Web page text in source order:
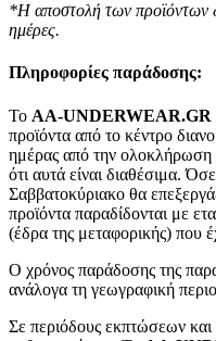
*Η αποστολή των προϊόντων
ημέρες.
Πληροφορίες παράδοσης:
To AA-UNDERWEAR.GR
προϊόντα από το κέντρο
ημέρας από την ολοκλήρωση
ότι αυτά είναι διαθέσιμα.
Σαββατοκύριακο θα
προϊόντα παραδίδονται με
(έδρα της μεταφορικής) που
Ο χρόνος παράδοσης της
ανάλογα τη γεωγραφική
Σε περιόδους εκπτώσεων